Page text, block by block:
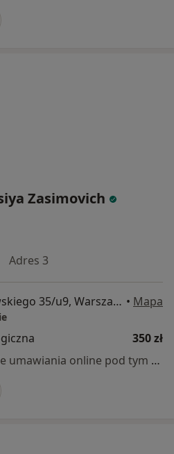
Zasimovich
Adres 3
Zygmunta Modzelewskiego 35/u9, Warszawa • Mapa
350 zł
Specjalista nie oferuje umawiania online pod tym adresem.